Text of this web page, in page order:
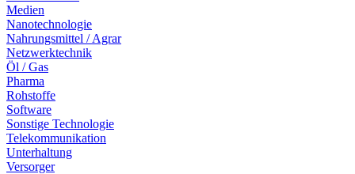
Medien
Nanotechnologie
Nahrungsmittel / Agrar
Netzwerktechnik
Öl / Gas
Pharma
Rohstoffe
Software
Sonstige Technologie
Telekommunikation
Unterhaltung
Versorger